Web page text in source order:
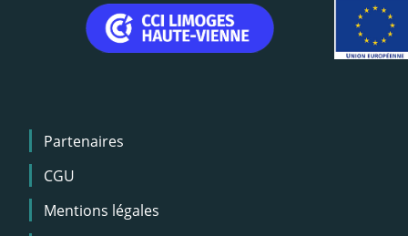
Menu
Pied
de
page
Partenaires
CGU
Mentions légales